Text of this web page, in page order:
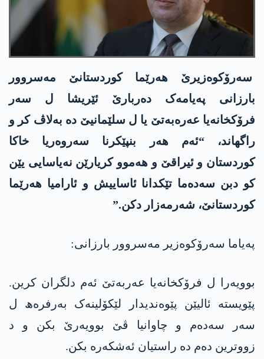
سەرۆکوەزیرێ ھەرێما کوردستانێ مەسروور
بارزانی پەیامەک دەربارێ ئێریشا ل سەر
فرۆکخانەیا عەرەبەتێ یا ل سلێمانیێ دە بەلاڤ کر و
راگھاند، “ئەم ھەر بنپێکرنا سەروەریا خاکا
کوردستان و ئیراقێ و ھەموو کریارێن نەیاسایی یێن
کو دبن سەدەما تێکدانا ئاساییش و ئارامیا ھەرێما
کوردستانێ، شەرمەزار دکن.”
پەیاما سەرۆکوەزیر مەسروور بارزانی:
بوویەرا ل فرۆکخانەیا عەربەتێ ئەم دلگران کرین.
پێویستە ئالیێن پێوەندیدار لێکۆلینەک بەرفرەھ ل
سەر سەدەم و چاوانیا ڤێ بوویەرێ بکن و د
زووترین دەم دە راستیان ئەشکەرە بکن.